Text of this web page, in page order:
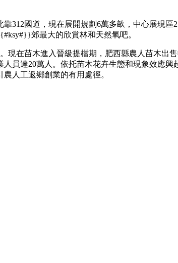
312國道，現在展開規劃6萬多畝，中心展現區
郊最大的欣賞林和天然氧吧。
在苗木進入晉級提檔期，肥西縣農人苗木出售
員達20萬人。依托苗木花卉生態和現象效應興
人工返鄉創業的有用處徑。